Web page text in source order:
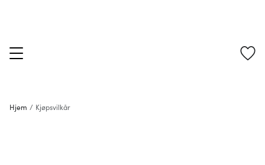
Hjem / Kjøpsvilkår